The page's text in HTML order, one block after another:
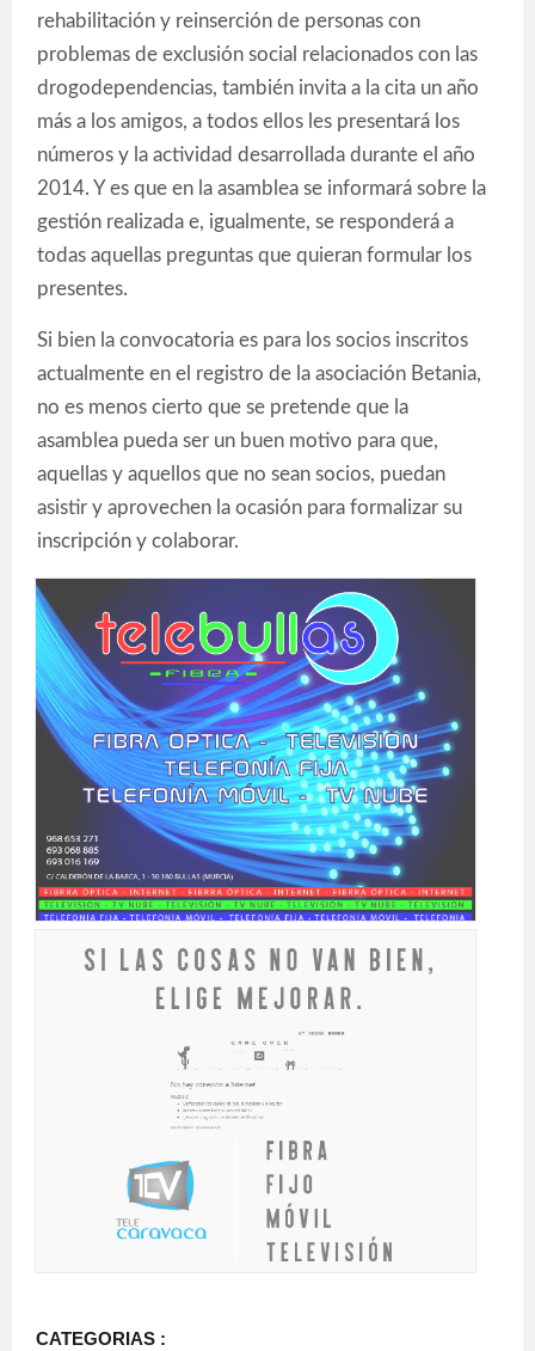
rehabilitación y reinserción de personas con
problemas de exclusión social relacionados con las
drogodependencias, también invita a la cita un año
más a los amigos, a todos ellos les presentará los
números y la actividad desarrollada durante el año
2014. Y es que en la asamblea se informará sobre la
gestión realizada e, igualmente, se responderá a
todas aquellas preguntas que quieran formular los
presentes.
Si bien la convocatoria es para los socios inscritos
actualmente en el registro de la asociación Betania,
no es menos cierto que se pretende que la
asamblea pueda ser un buen motivo para que,
aquellas y aquellos que no sean socios, puedan
asistir y aprovechen la ocasión para formalizar su
inscripción y colaborar.
CATEGORIAS :